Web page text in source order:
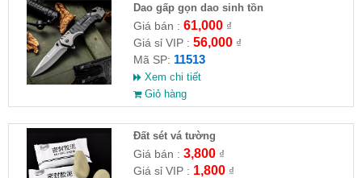
Dao gấp gọn dao sinh tồn
Giá bán : 61,000₫
Giá sỉ VIP : 56,000₫
Mã SP: 11513
Xem chi tiết
Giỏ hàng
Đất sét vá tường
Giá bán : 3,800₫
Giá sỉ VIP : 1,800₫